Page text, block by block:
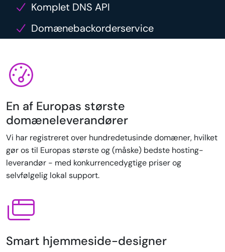
Komplet DNS API
Domænebackorderservice
En af Europas største
domæneleverandører
Vi har registreret over hundredetusinde domæner, hvilket
gør os til Europas største og (måske) bedste hosting-
leverandør - med konkurrencedygtige priser og
selvfølgelig lokal support.
Smart hjemmeside-designer